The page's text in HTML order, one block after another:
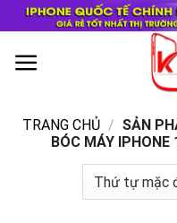
Skip
to
content
TRANG CHỦ / SẢN
BÓC MÁY